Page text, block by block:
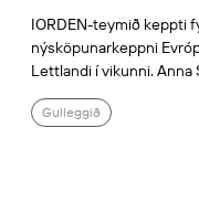
IORDEN-teymið keppti
nýsköpunarkeppni
Lettlandi í vikunni. Anna
Gulleggið